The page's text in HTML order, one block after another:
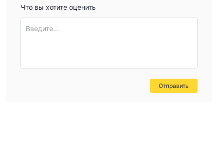
Что вы хотите оценить
Введите...
Отправить